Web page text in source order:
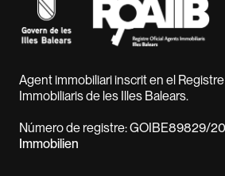
Agent immobiliari inscrit en el
Immobiliaris de les Illes Balears.
Número de registre: GOIBE89829/
Immobilien